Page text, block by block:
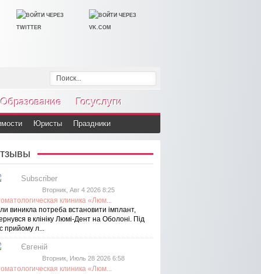
Образование Госуслуги
Юристы Праздники
Subscriber
Вторник, Авг 4 2026 8:25
клиника «Люм...
виникла потреба встановити імплант,
в клініку Люмі-Дент на Оболоні. Під
прийому л...
Євгеній
Вторник, Июль 28 2026 6:58
клиника «Люм...